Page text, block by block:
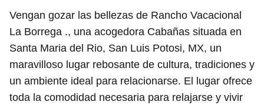
Vengan gozar las bellezas de Rancho Vacacional
La Borrega ., una acogedora Cabañas situada en
Santa Maria del Rio, San Luis Potosi, MX, un
maravilloso lugar rebosante de cultura, tradiciones y
un ambiente ideal para relacionarse. El lugar ofrece
toda la comodidad necesaria para relajarse y vivir